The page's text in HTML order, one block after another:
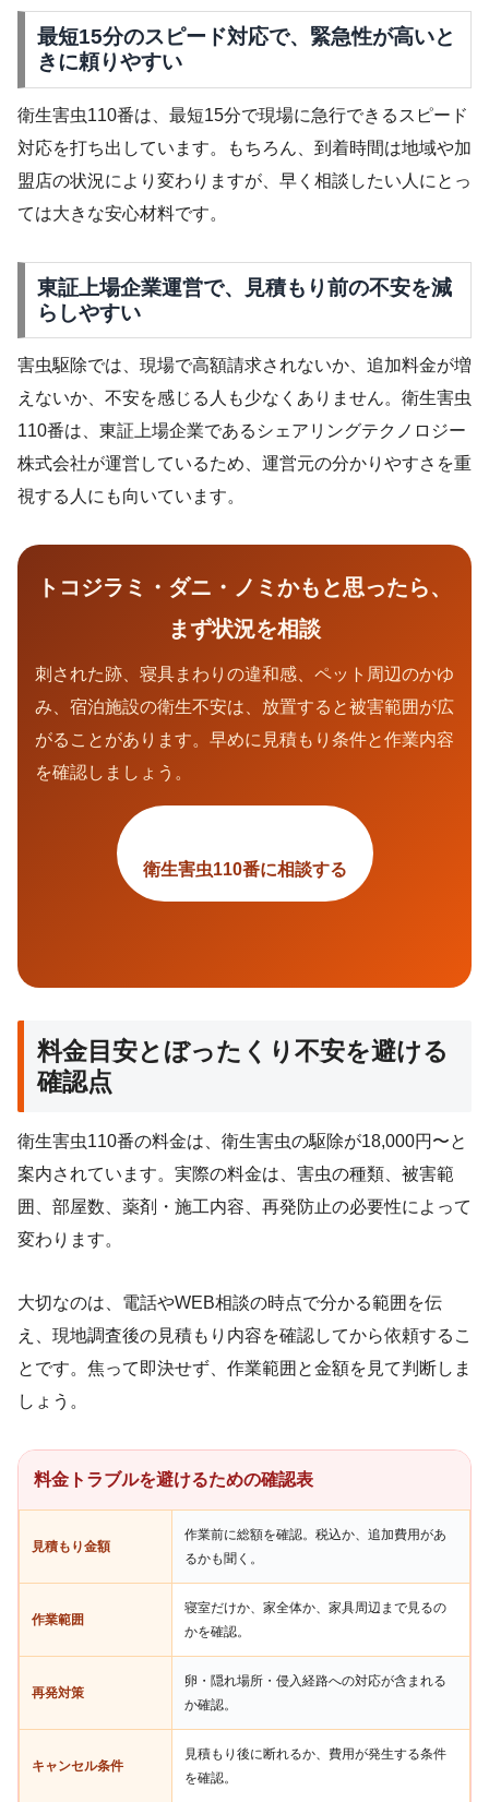
最短15分のスピード対応で、緊急性が高いと
きに頼りやすい
衛生害虫110番は、最短15分で現場に急行できるスピード
対応を打ち出しています。もちろん、到着時間は地域や加
盟店の状況により変わりますが、早く相談したい人にとっ
ては大きな安心材料です。
東証上場企業運営で、見積もり前の不安を減
らしやすい
害虫駆除では、現場で高額請求されないか、追加料金が増
えないか、不安を感じる人も少なくありません。衛生害虫
110番は、東証上場企業であるシェアリングテクノロジー
株式会社が運営しているため、運営元の分かりやすさを重
視する人にも向いています。
トコジラミ・ダニ・ノミかもと思ったら、
まず状況を相談
刺された跡、寝具まわりの違和感、ペット周辺のかゆ
み、宿泊施設の衛生不安は、放置すると被害範囲が広
がることがあります。早めに見積もり条件と作業内容
を確認しましょう。
衛生害虫110番に相談する
料金目安とぼったくり不安を避ける
確認点
衛生害虫110番の料金は、衛生害虫の駆除が18,000円〜と
案内されています。実際の料金は、害虫の種類、被害範
囲、部屋数、薬剤・施工内容、再発防止の必要性によって
変わります。
大切なのは、電話やWEB相談の時点で分かる範囲を伝
え、現地調査後の見積もり内容を確認してから依頼するこ
とです。焦って即決せず、作業範囲と金額を見て判断しま
しょう。
料金トラブルを避けるための確認表
見積もり金額
作業前に総額を確認。税込か、追加費用があ
るかも聞く。
作業範囲
寝室だけか、家全体か、家具周辺まで見るの
かを確認。
再発対策
卵・隠れ場所・侵入経路への対応が含まれる
か確認。
キャンセル条件
見積もり後に断れるか、費用が発生する条件
を確認。